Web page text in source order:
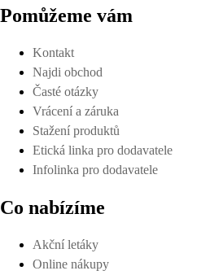
Pomůžeme vám
Kontakt
Najdi obchod
Časté otázky
Vrácení a záruka
Stažení produktů
Etická linka pro dodavatele
Infolinka pro dodavatele
Co nabízíme
Akční letáky
Online nákupy